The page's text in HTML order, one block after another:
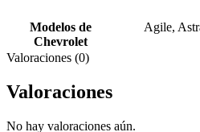
Modelos de
Chevrolet
Agile,
Valoraciones (0)
Valoraciones
No hay valoraciones aún.